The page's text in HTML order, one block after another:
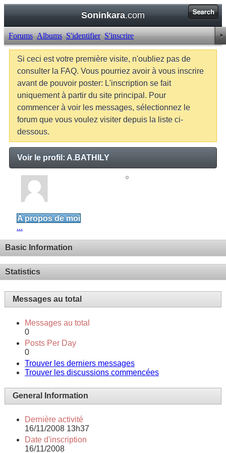
Soninkara.com
Forums Albums S'identifier S'inscrire
Si ceci est votre première visite, n'oubliez pas de
consulter la FAQ. Vous pourriez avoir à vous inscrire
avant de pouvoir poster: L'inscription se fait
uniquement à partir du site principal. Pour
commencer à voir les messages, sélectionnez le
forum que vous voulez visiter depuis la liste ci-
dessous.
Voir le profil: A.BATHILY
A propos de moi
...
Basic Information
Statistics
Messages au total
Messages au total
0
Posts Per Day
0
Trouver les derniers messages
Trouver les discussions commencées
General Information
Dernière activité
16/11/2008 13h37
Date d'inscription
16/11/2008